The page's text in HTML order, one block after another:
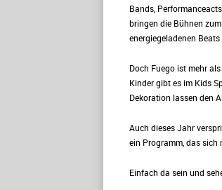
Bands,
bringen die Bühnen
energiegeladenen
Doch Fuego ist mehr
Kinder gibt es im Kids
Dekoration lassen den
Auch dieses Jahr
ein Programm, das sich
Einfach da sein und